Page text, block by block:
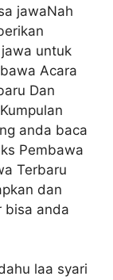
jawaNah
untuk
Acara
Dan
anda baca
Pembawa
Terbaru
dan
bisa anda
laa syari